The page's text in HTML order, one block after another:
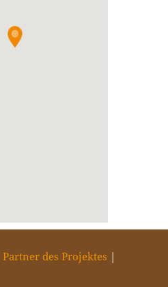
Partner des Projektes